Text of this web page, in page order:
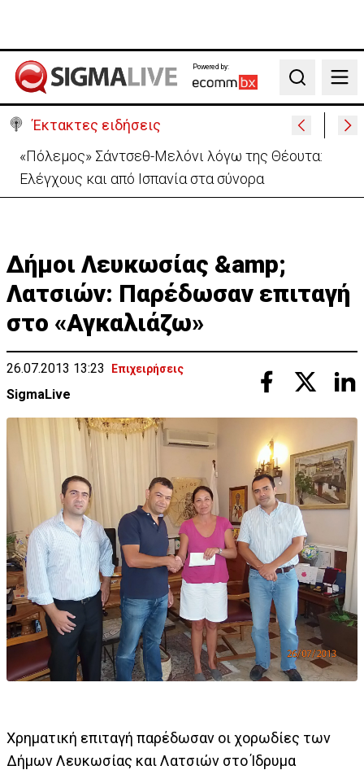
Powered by:
Search
Έκτακτες ειδήσεις
30 χρόνια από τις δολοφονίες Ισαάκ-Σολωμού-
Εκδήλωση μνήμης απόψε στο Παραλίμνι
Δήμοι Λευκωσίας &amp;
Λατσιών: Παρέδωσαν επιταγή
στο «Αγκαλιάζω»
26.07.2013 13:23 Επιχειρήσεις
SigmaLive
Χρηματική επιταγή παρέδωσαν οι χορωδίες των
Δήμων Λευκωσίας και Λατσιών στο Ίδρυμα